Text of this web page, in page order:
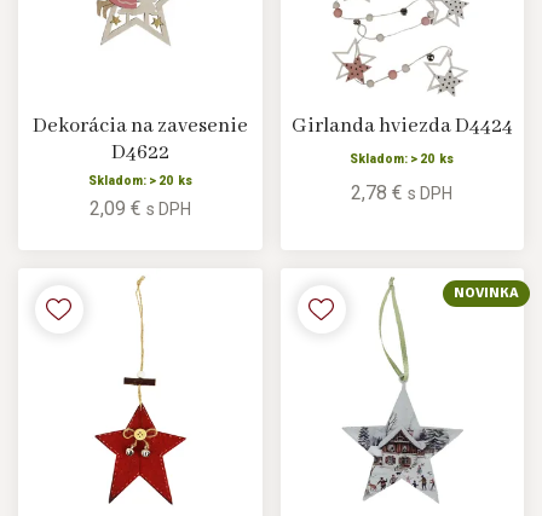
Dekorácia na zavesenie
D4622
Skladom: > 20 ks
2,09 € s DPH
Girlanda hviezda D4424
Skladom: > 20 ks
2,78 €s DPH
NOVINKA